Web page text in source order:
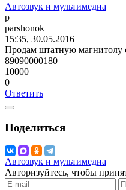
Автозвук и мультимедиа
p
parshonok
15:35, 30.05.2016
Продам штатную магнитолу
89090000180
10000
0
Ответить
Поделиться
Автозвук и мультимедиа
Авторизуйтесь, чтобы